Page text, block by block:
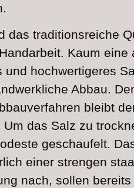
das traditionsreiche
Kaum eine
und hochwertigeres
Abbau.
bleibt
Um das Salz zu
geschaufelt.
einer strengen
nach, sollen